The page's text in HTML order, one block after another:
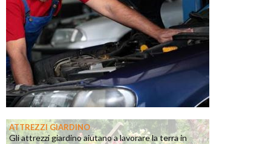
ATTREZZI GIARDINO
Gli attrezzi giardino aiutano a lavorare la terra in